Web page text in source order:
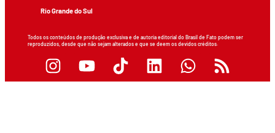
Rio Grande do Sul
Todos os conteúdos de produção exclusiva e de autoria editorial do Brasil de Fato podem ser
reproduzidos, desde que não sejam alterados e que se deem os devidos créditos.